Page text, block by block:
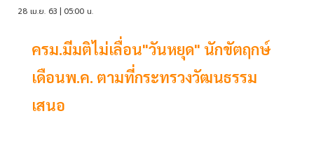
28 เม.ย. 63 | 05:00 น.
ครม.มีมติไม่เลื่อน"วันหยุด" นักขัตฤกษ์
เดือนพ.ค. ตามที่กระทรวงวัฒนธรรม
เสนอ